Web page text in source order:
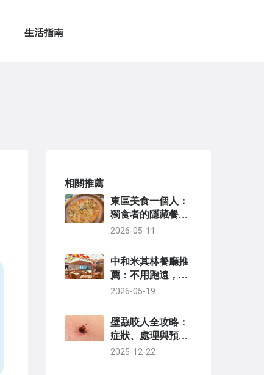
生活指南
相關推薦
東區美食一個人：
獨食者的隱藏餐廳
與實用指南
2026-05-11
中和米其林餐廳推
薦：不用跑遠，平
價摘星指南
2026-05-19
壁蝨咬人全攻略：
症狀、處理與預防
方法一次看懂
2025-12-22